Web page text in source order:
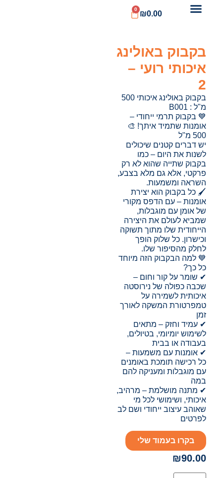
₪0.00
0
בקבוק באולינג
איכותי רועי –
2
בקבוק באולינג איכותי 500
מ"ל : B001
💙 בקבוק תרמי ייחודי –
אומנות שתמיד איתך! 🎨
500 מ"ל
יש דברים קטנים שיכולים
לשנות את היום – כמו
בקבוק שתייה שהוא לא רק
פרקטי, אלא גם מלא בצבע,
השראה ומשמעות.
🖌️ כל בקבוק הוא יצירת
אומנות – עם הדפס מקורי
של אומן עם מוגבלות,
שמביא לעולם את היצירה
הייחודית שלו מתוך תשוקה
וכישרון. כל שלוק הופך
לחלק מהסיפור שלו.
💙 למה הבקבוק הזה מיוחד
כל כך?
✔ שומר על קור וחום –
שכבה כפולה של נירוסטה
איכותית לשמירה על
טמפרטורת המשקה לאורך
זמן
✔ עמיד וחזק – מתאים
לשימוש יומיומי, בטיולים,
בעבודה או בבית
✔ אומנות עם משמעות –
כל רכישה תומכת באומנים
עם מוגבלות ומעניקה להם
במה
✔ מתנה מושלמת – מרהיב,
איכותי, ושימושי לכל מי
שאוהב עיצוב ייחודי ושם לב
לפרטים
בקרו בעמוד שלי
₪90.00